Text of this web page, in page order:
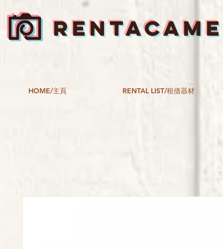
HOME/主頁 RENTAL LIST/租借器材